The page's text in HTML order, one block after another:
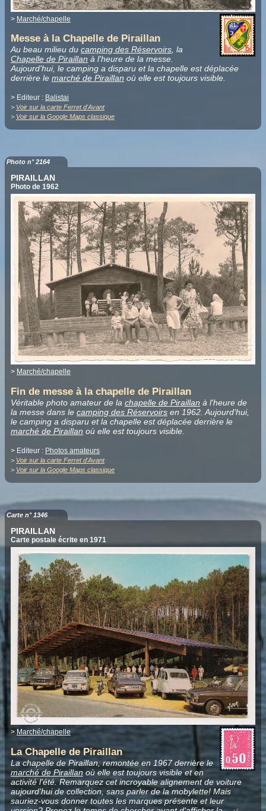
> Marché/chapelle
Messe à la Chapelle de Piraillan
Au beau milieu du camping des Réservoirs, la
Chapelle de Piraillan à l'heure de la messe.
Aujourd'hui, le camping a disparu et la chapelle est déplacée
derrière le marché de Piraillan où elle est toujours visible.
> Editeur : Balistai
> Voir sur la carte Ferret d'Avant
> Voir sur la Google Maps classique
Photo n° 2164
PIRAILLAN
Photo de 1962
> Marché/chapelle
Fin de messe à la chapelle de Piraillan
Véritable photo amateur de la chapelle de Piraillan à l'heure de
la messe dans le camping des Réservoirs en 1962. Aujourd'hui,
le camping a disparu et la chapelle est déplacée derrière le
marché de Piraillan où elle est toujours visible.
> Editeur : Photos amateurs
> Voir sur la carte Ferret d'Avant
> Voir sur la Google Maps classique
Carte n° 1346
PIRAILLAN
Carte postale écrite en 1971
> Marché/chapelle
La Chapelle de Piraillan
La chapelle de Piraillan, remontée en 1967 derrière le
marché de Piraillanoù elle est toujours visible et en
activité l'été.Remarquez cet incroyable alignement de voiture
aujourd'hui de collection, sans parler de la mobylette! Mais
sauriez-vous donner toutes les marques présente et leur